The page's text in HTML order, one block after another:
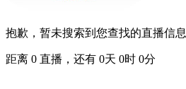
抱歉，暂未搜索到您查找的直播信息
距离 0 直播，还有 0天 0时 0分